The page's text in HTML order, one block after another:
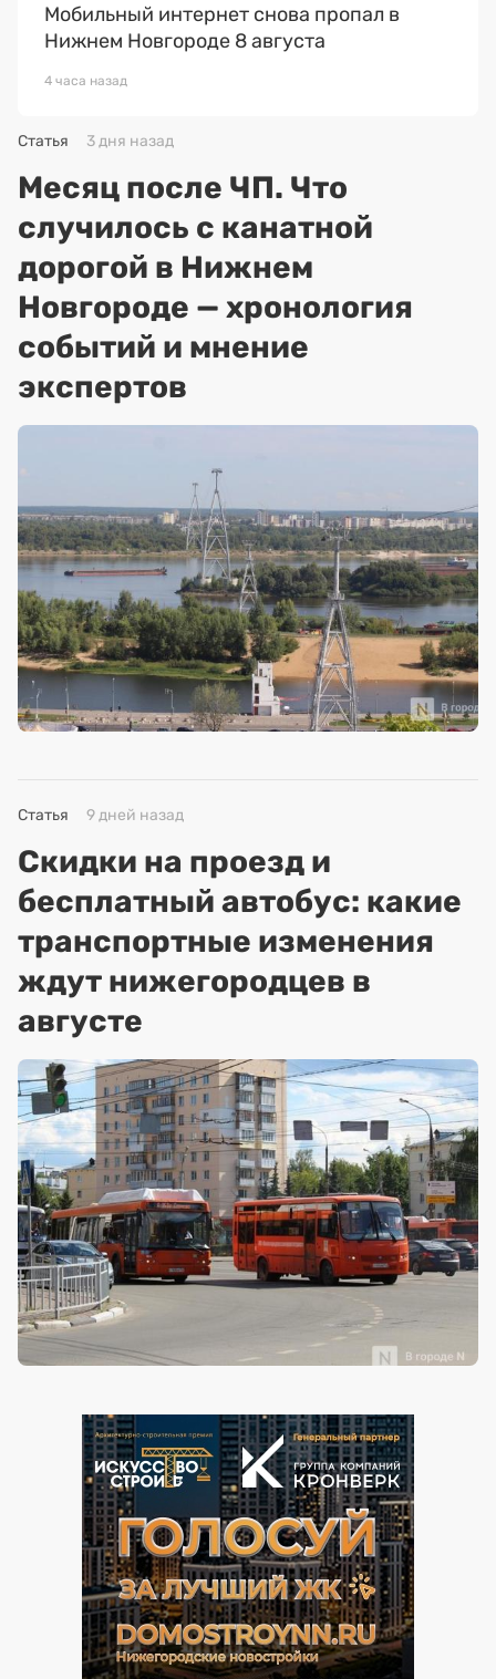
Мобильный интернет снова пропал в
Нижнем Новгороде 8 августа
4 часа назад
Статья 3 дня назад
Месяц после ЧП. Что
случилось с канатной
дорогой в Нижнем
Новгороде — хронология
событий и мнение
экспертов
Статья 9 дней назад
Скидки на проезд и
бесплатный автобус: какие
транспортные изменения
ждут нижегородцев в
августе